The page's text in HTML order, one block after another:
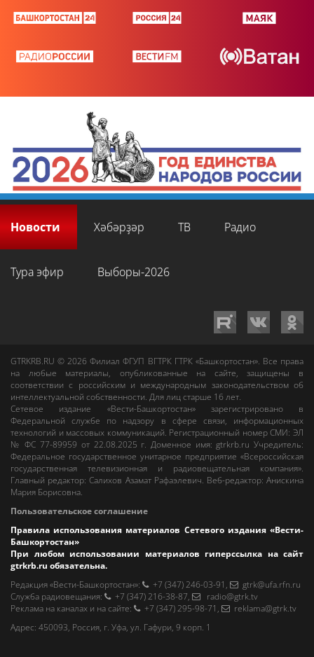
Новости Хәбәрҙәр ТВ Радио
Тура эфир Выборы-2026
GTRKRB.RU © 2026Филиал ФГУП ВГТРК ГТРК «Башкортостан». Все права
на любые материалы, опубликованные на сайте, защищены в
соответствии с российским и международным законодательством об
интеллектуальной собственности. Для лиц старше 16 лет.
Сетевое издание «Вести-Башкортостан»зарегистрировано в
Федеральной службе по надзору в сфере связи, информационных
технологий и массовых коммуникаций. Регистрационный номер СМИ: ЭЛ
№ ФС 77-89959 от 22.08.2025 г. Доменное имя:gtrkrb.ru Учредитель:
Федеральное государственное унитарное предприятие «Всероссийская
государственная телевизионная и радиовещательная компания».
Главный редактор:Салихов Азамат Рафаэлевич. Веб-редактор:Анискина
Мария Борисовна.
Пользовательское соглашение
Правила использования материалов Сетевого издания «Вести-
Башкортостан»
При любом использовании материалов гиперссылка на сайт
gtrkrb.ru обязательна.
Редакция «Вести-Башкортостан»: +7 (347) 246-03-91 ,
gtrk@ufa.rfn.ru
Cлужба радиовещания: +7 (347) 216-38-87,
radio@gtrk.tv
Реклама на каналах и на сайте: +7 (347) 295-98-71 ,
reklama@gtrk.tv
Адрес: 450093, Россия, г. Уфа, ул. Гафури, 9 корп. 1